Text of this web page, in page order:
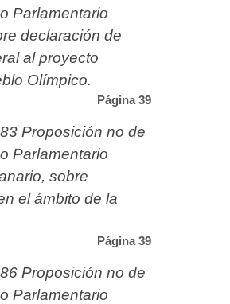
Parlamentario
declaración de
al proyecto
Olímpico.
Página 39
Proposición no de
Parlamentario
sobre
el ámbito de la
Página 39
Proposición no de
Parlamentario